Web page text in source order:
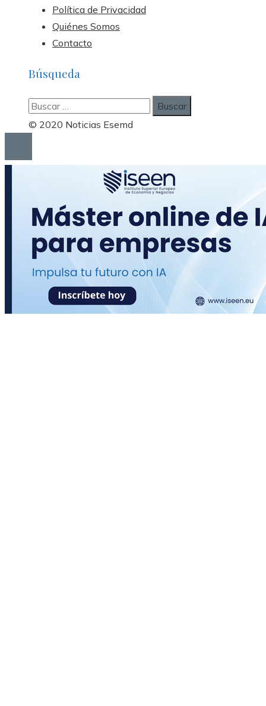
Política de Privacidad
Quiénes Somos
Contacto
Búsqueda
Buscar:
© 2020 Noticias Esemd